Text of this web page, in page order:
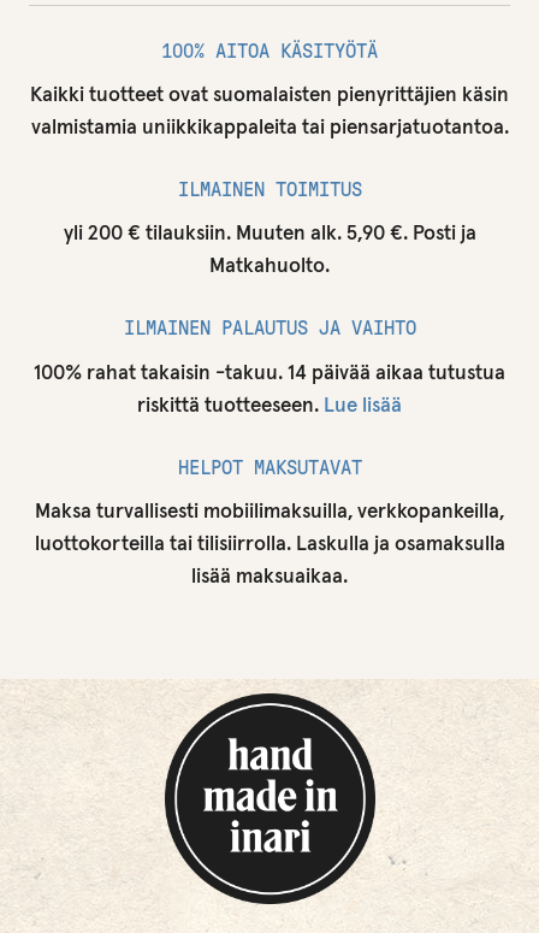
100% AITOA KÄSITYÖTÄ
Kaikki tuotteet ovat suomalaisten pienyrittäjien käsin
valmistamia uniikkikappaleita tai piensarjatuotantoa.
ILMAINEN TOIMITUS
yli 200 € tilauksiin. Muuten alk. 5,90 €. Posti ja
Matkahuolto.
ILMAINEN PALAUTUS JA VAIHTO
100% rahat takaisin -takuu. 14 päivää aikaa tutustua
riskittä tuotteeseen. Lue lisää
HELPOT MAKSUTAVAT
Maksa turvallisesti mobiilimaksuilla, verkkopankeilla,
luottokorteilla tai tilisiirrolla. Laskulla ja osamaksulla
lisää maksuaikaa.